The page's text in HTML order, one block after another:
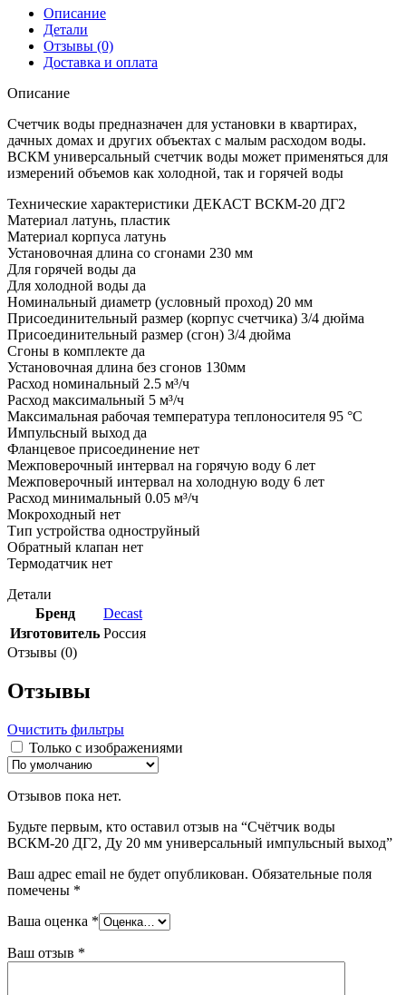
Описание
Детали
Отзывы (0)
Доставка и оплата
Описание
Счетчик воды предназначен для установки в квартирах,
дачных домах и других объектах с малым расходом воды.
ВСКМ универсальный счетчик воды может применяться для
измерений объемов как холодной, так и горячей воды
Технические характеристики ДЕКАСТ ВСКМ-20 ДГ2
Материал латунь, пластик
Материал корпуса латунь
Установочная длина со сгонами 230 мм
Для горячей воды да
Для холодной воды да
Номинальный диаметр (условный проход) 20 мм
Присоединительный размер (корпус счетчика) 3/4 дюйма
Присоединительный размер (сгон) 3/4 дюйма
Сгоны в комплекте да
Установочная длина без сгонов 130мм
Расход номинальный 2.5 м³/ч
Расход максимальный 5 м³/ч
Максимальная рабочая температура теплоносителя 95 °С
Импульсный выход да
Фланцевое присоединение нет
Межповерочный интервал на горячую воду 6 лет
Межповерочный интервал на холодную воду 6 лет
Расход минимальный 0.05 м³/ч
Мокроходный нет
Тип устройства одноструйный
Обратный клапан нет
Термодатчик нет
Детали
Бренд
Decast
Изготовитель Россия
Отзывы (0)
Отзывы
Очистить фильтры
Только с изображениями
Отзывов пока нет.
Будьте первым, кто оставил отзыв на “Счётчик воды
ВСКМ-20 ДГ2, Ду 20 мм универсальный импульсный выход”
Ваш адрес email не будет опубликован. Обязательные поля
помечены *
Ваша оценка *
Ваш отзыв *